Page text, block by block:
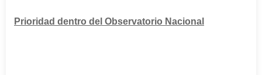
Prioridad dentro del Observatorio Nacional